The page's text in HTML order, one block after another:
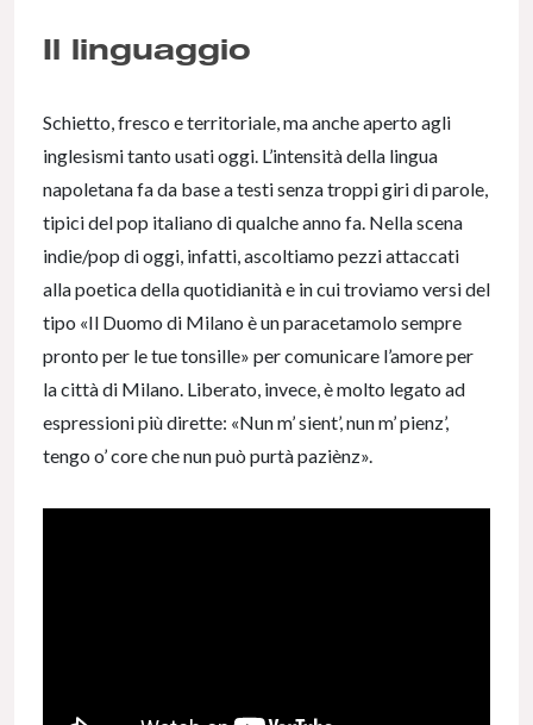
Il linguaggio
Schietto, fresco e territoriale, ma anche aperto agli
inglesismi tanto usati oggi. L’intensità della lingua
napoletana fa da base a testi senza troppi giri di parole,
tipici del pop italiano di qualche anno fa. Nella scena
indie/pop di oggi, infatti, ascoltiamo pezzi attaccati
alla poetica della quotidianità e in cui troviamo versi del
tipo «Il Duomo di Milano è un paracetamolo sempre
pronto per le tue tonsille» per comunicare l’amore per
la città di Milano. Liberato, invece, è molto legato ad
espressioni più dirette: «Nun m’ sient’, nun m’ pienz’,
tengo o’ core che nun può purtà paziènz».